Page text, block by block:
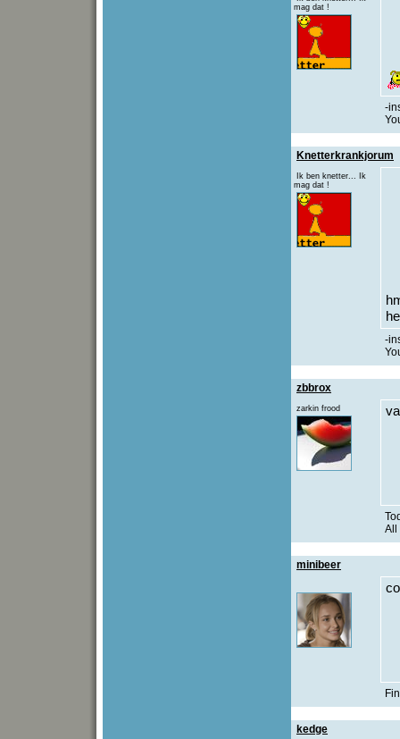
mag dat !
-
Knetterkrankjorum
Ik ben knetter... Ik
mag dat !
-
zbbrox
zarkin frood
All
minibeer
kedge